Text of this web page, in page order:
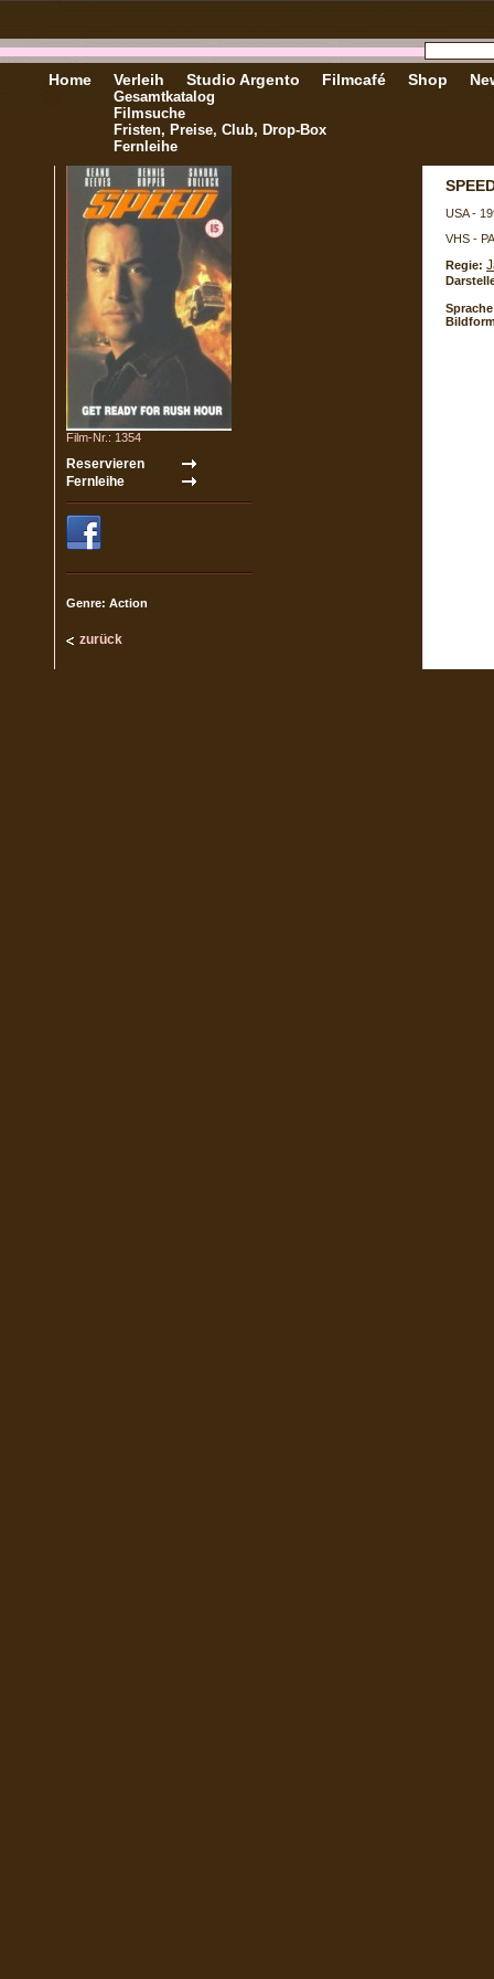
Home Verleih
Gesamtkatalog
Filmsuche
Fristen, Preise, Club, Drop-Box
Fernleihe
Studio Argento Filmcafé Shop
Film-Nr.: 1354
Genre: Action
zurück
USA -
VHS -
Regie: